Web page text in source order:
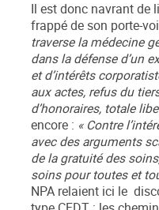
Il est donc navrant de
frappé de son porte-
traverse la médecine
dans la défense d’un
et d’intérêts
aux actes, refus du
d’honoraires, totale
encore : « Contre
avec des arguments
de la gratuité des
soins pour toutes et
NPA relaient ici le